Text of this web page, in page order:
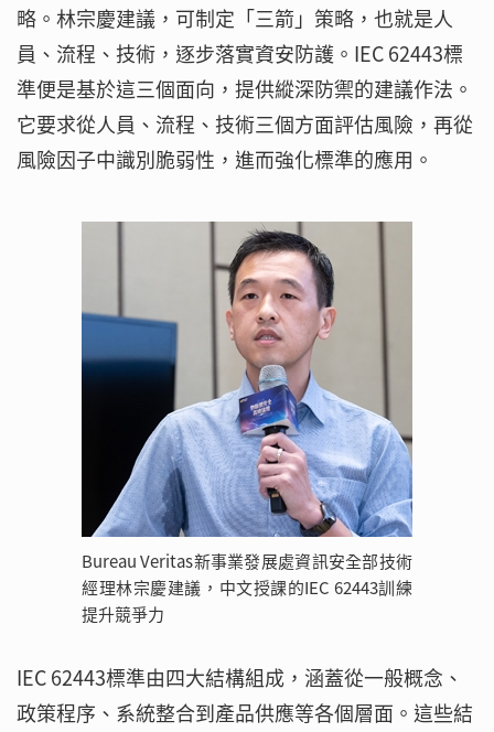
略。林宗慶建議，可制定「三箭」策略，也就是人
員、流程、技術，逐步落實資安防護。IEC 62443標
準便是基於這三個面向，提供縱深防禦的建議作法。
它要求從人員、流程、技術三個方面評估風險，再從
風險因子中識別脆弱性，進而強化標準的應用。
Bureau Veritas新事業發展處資訊安全部技術
經理林宗慶建議，中文授課的IEC 62443訓練
提升競爭力
IEC 62443標準由四大結構組成，涵蓋從一般概念、
政策程序、系統整合到產品供應等各個層面。這些結